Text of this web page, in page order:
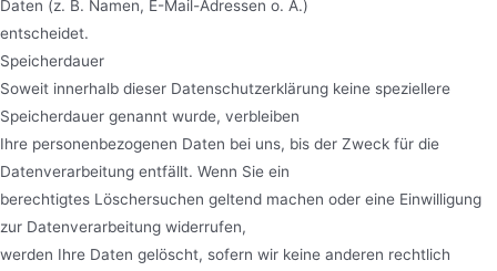
Daten (z. B. Namen, E-Mail-Adressen o. Ä.)
entscheidet.
Speicherdauer
Soweit innerhalb dieser Datenschutzerklärung keine speziellere
Speicherdauer genannt wurde, verbleiben
Ihre personenbezogenen Daten bei uns, bis der Zweck für die
Datenverarbeitung entfällt. Wenn Sie ein
berechtigtes Löschersuchen geltend machen oder eine Einwilligung
zur Datenverarbeitung widerrufen,
werden Ihre Daten gelöscht, sofern wir keine anderen rechtlich